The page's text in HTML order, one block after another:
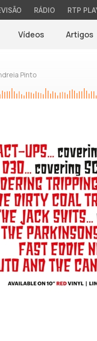
RÁDIO RTP
Vídeos Artigos
Pinto